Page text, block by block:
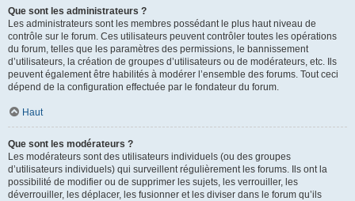
Que sont les administrateurs ?
Les administrateurs sont les membres possédant le plus haut niveau de
contrôle sur le forum. Ces utilisateurs peuvent contrôler toutes les opérations
du forum, telles que les paramètres des permissions, le bannissement
d’utilisateurs, la création de groupes d’utilisateurs ou de modérateurs, etc. Ils
peuvent également être habilités à modérer l’ensemble des forums. Tout ceci
dépend de la configuration effectuée par le fondateur du forum.
Haut
Que sont les modérateurs ?
Les modérateurs sont des utilisateurs individuels (ou des groupes
d’utilisateurs individuels) qui surveillent régulièrement les forums. Ils ont la
possibilité de modifier ou de supprimer les sujets, les verrouiller, les
déverrouiller, les déplacer, les fusionner et les diviser dans le forum qu’ils